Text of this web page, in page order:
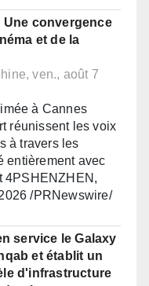
Une convergence
et de la
ven., août 7
à Cannes
réunissent les voix
à travers les
avec
4PSHENZHEN,
/PRNewswire/
service le Galaxy
et établit un
d'infrastructure